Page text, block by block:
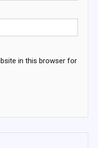
in this browser for